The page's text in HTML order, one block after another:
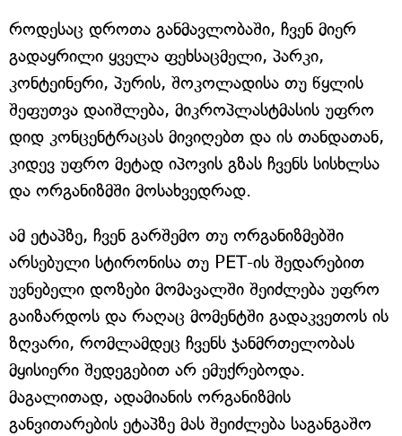
როდესაც დროთა განმავლობაში, ჩვენ მიერ
გადაყრილი ყველა ფეხსაცმელი, პარკი,
კონტეინერი, პურის, შოკოლადისა თუ წყლის
შეფუთვა დაიშლება, მიკროპლასტმასის უფრო
დიდ კონცენტრაცას მივიღებთ და ის თანდათან,
კიდევ უფრო მეტად იპოვის გზას ჩვენს სისხლსა
და ორგანიზმში მოსახვედრად.
ამ ეტაპზე, ჩვენ გარშემო თუ ორგანიზმებში
არსებული სტირონისა თუ PET-ის შედარებით
უვნებელი დოზები მომავალში შეიძლება უფრო
გაიზარდოს და რაღაც მომენტში გადაკვეთოს ის
ზღვარი, რომლამდეც ჩვენს ჯანმრთელობას
მყისიერი შედეგებით არ ემუქრებოდა.
მაგალითად, ადამიანის ორგანიზმის
განვითარების ეტაპზე მას შეიძლება საგანგაშო